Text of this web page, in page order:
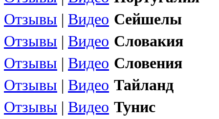
Отзывы | Видео Сейшелы
Отзывы | Видео Словакия
Отзывы | Видео Словения
Отзывы | Видео Тайланд
Отзывы | Видео Тунис